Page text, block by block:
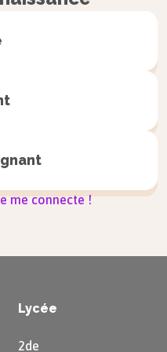
me connecte !
Lycée
2de